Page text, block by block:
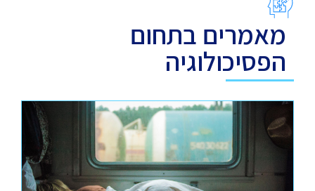
מאמרים בתחום
הפסיכולוגיה